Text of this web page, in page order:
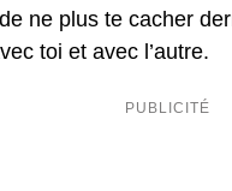
ne plus te cacher
toi et avec l’autre.